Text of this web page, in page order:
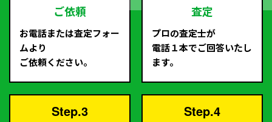
ご依頼
お電話または査定フォー
ムより
ご依頼ください。
査定
プロの査定士が
電話１本でご回答いたし
ます。
Step.3 Step.4